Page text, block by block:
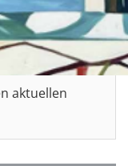
aktuellen